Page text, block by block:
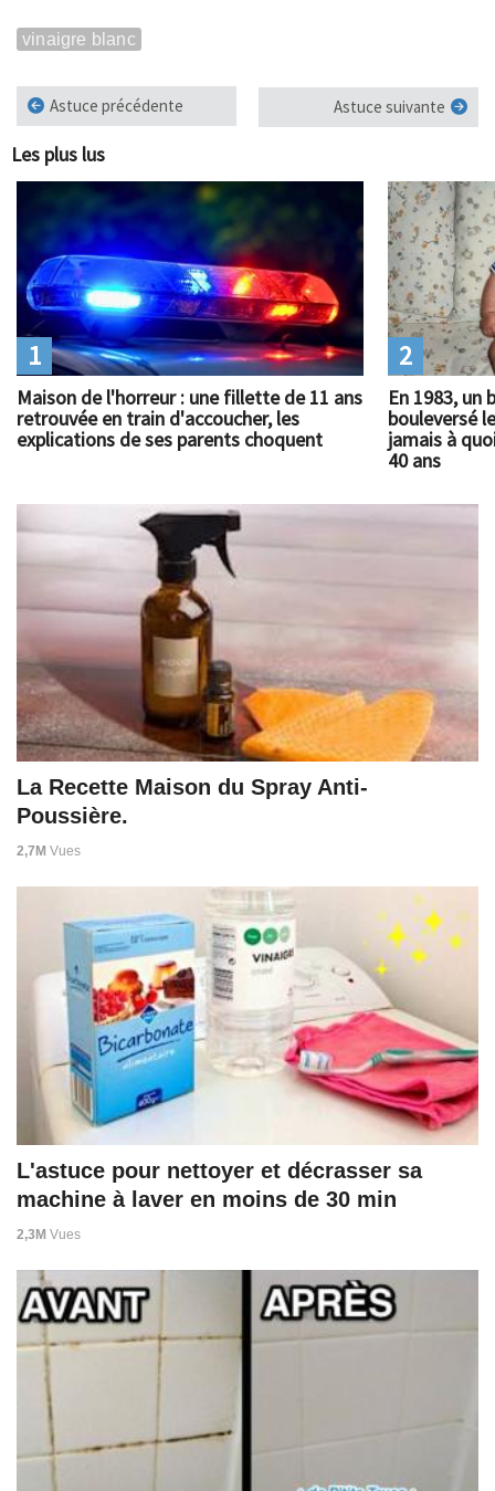
vinaigre blanc
Astuce précédente Astuce suivante
Les plus lus
Maison de l'horreur : une fillette de 11 ans
retrouvée en train d'accoucher, les
explications de ses parents choquent
1
En 1983, un
bouleversé
jamais à
40 ans
2
La Recette Maison du Spray Anti-
Poussière.
2,7M Vues
L'astuce pour nettoyer et décrasser sa
machine à laver en moins de 30 min
2,3M Vues